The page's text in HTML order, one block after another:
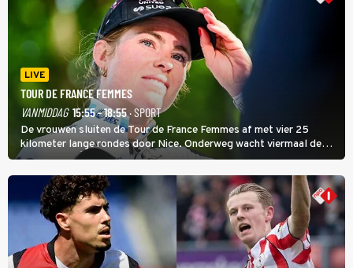
LIVE
TOUR DE FRANCE FEMMES
VANMIDDAG 15:55 - 18:55· SPORT
De vrouwen sluiten de Tour de France Femmes af met vier 25
kilometer lange rondes door Nice. Onderweg wacht viermaal de
zware Col d'Èze. Aan de finish op de Promenade des Anglais krijgt
de eindwinnaar de laatste gele trui.